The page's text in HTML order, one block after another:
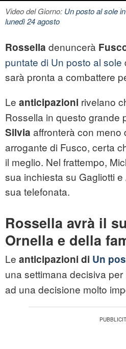
Video del Giorno: Un posto al sole
lunedì 24 agosto
Rossella denuncerà
puntate di Un posto al sole
sarà pronta a combattere
Le anticipazioni rivelano
Rossella in questo grande
Silvia affronterà con meno
arrogante di Fusco, certa
il meglio. Nel frattempo,
sua inchiesta su Gagliotti
sua telefonata.
Rossella avrà il
Ornella e della
Le anticipazioni di Un
una settimana decisiva per
ad una decisione molto